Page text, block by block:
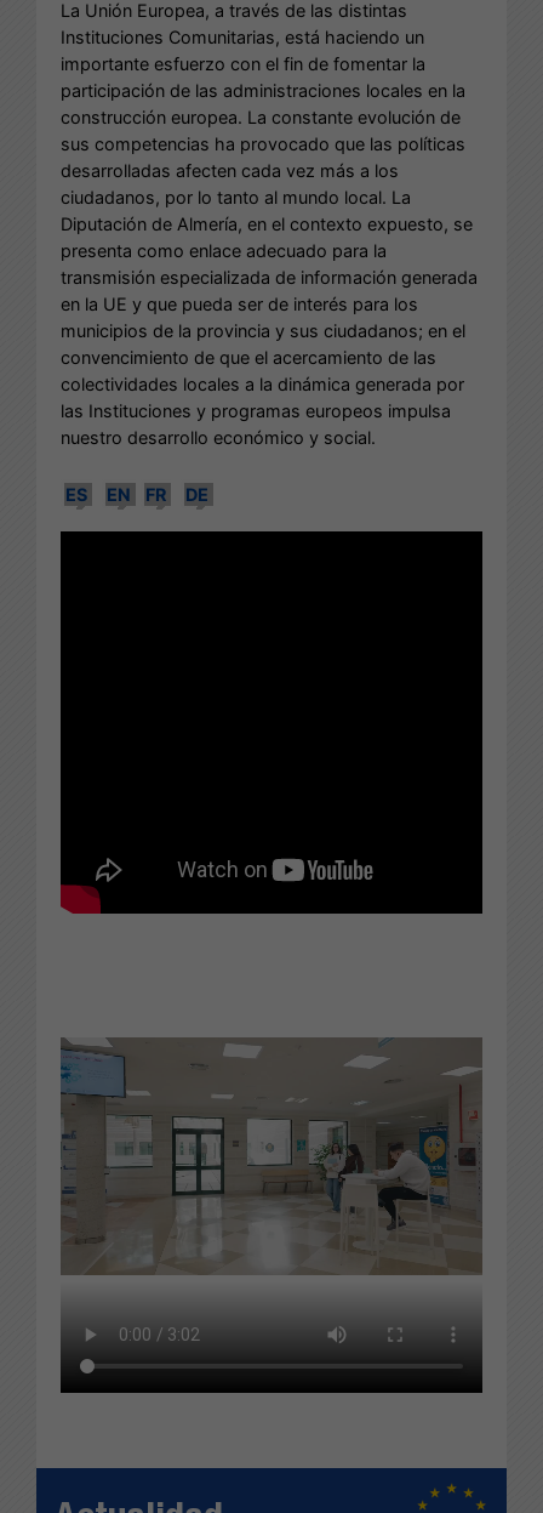
La Unión Europea, a través de las distintas
Instituciones Comunitarias, está haciendo un
importante esfuerzo con el fin de fomentar la
participación de las administraciones locales en la
construcción europea. La constante evolución de
sus competencias ha provocado que las políticas
desarrolladas afecten cada vez más a los
ciudadanos, por lo tanto al mundo local. La
Diputación de Almería, en el contexto expuesto, se
presenta como enlace adecuado para la
transmisión especializada de información generada
en la UE y que pueda ser de interés para los
municipios de la provincia y sus ciudadanos; en el
convencimiento de que el acercamiento de las
colectividades locales a la dinámica generada por
las Instituciones y programas europeos impulsa
nuestro desarrollo económico y social.
ES EN FR DE